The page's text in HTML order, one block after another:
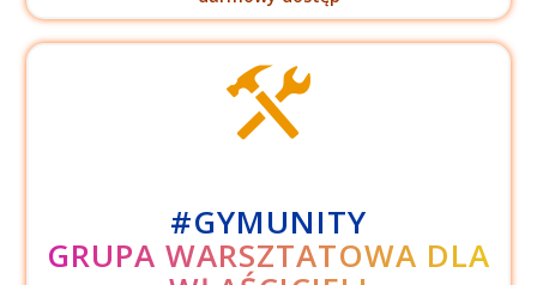
#GYMUNITY
GRUPA WARSZTATOWA DLA